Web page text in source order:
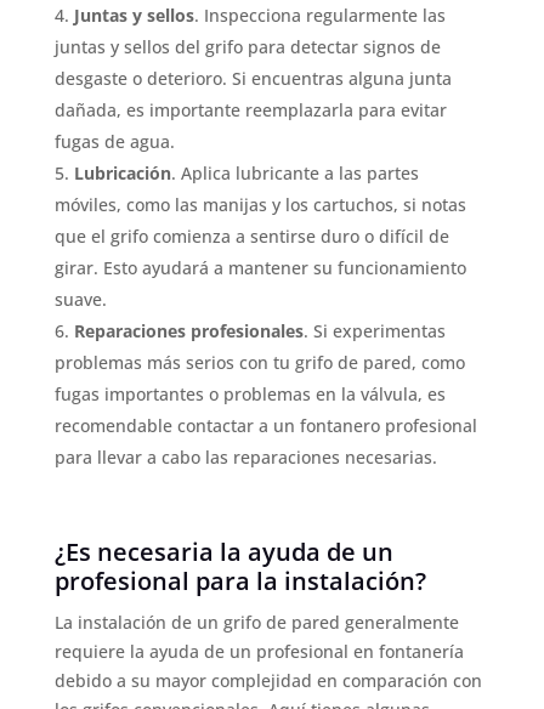
Juntas y sellos. Inspecciona regularmente las
juntas y sellos del grifo para detectar signos de
desgaste o deterioro. Si encuentras alguna junta
dañada, es importante reemplazarla para evitar
fugas de agua.
Lubricación. Aplica lubricante a las partes
móviles, como las manijas y los cartuchos, si notas
que el grifo comienza a sentirse duro o difícil de
girar. Esto ayudará a mantener su funcionamiento
suave.
Reparaciones profesionales. Si experimentas
problemas más serios con tu grifo de pared, como
fugas importantes o problemas en la válvula, es
recomendable contactar a un fontanero profesional
para llevar a cabo las reparaciones necesarias.
¿Es necesaria la ayuda de un
profesional para la instalación?
La instalación de un grifo de pared generalmente
requiere la ayuda de un profesional en fontanería
debido a su mayor complejidad en comparación con